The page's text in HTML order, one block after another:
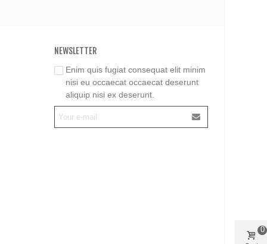
NEWSLETTER
Enim quis fugiat consequat elit minim
nisi eu occaecat occaecat deserunt
aliquip nisi ex deserunt.
0